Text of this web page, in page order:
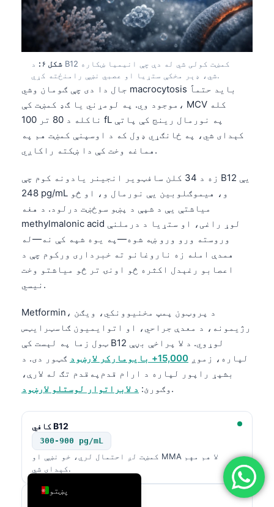
شکل ۶:
د B12 کمښت کولی شي له دې چې انیمیا ښکاره
شي، ډېر مخکې ستړیا او عصبي نښې رامنځته کړي.
جال دا دی چې ګومان وشي macrocytosis باید حتماً
موجود وي. په لومړني یا ګډ کمښت کې، MCV کله
ناکله د 80 تر 100 fL په نورمال رینج کې پاتې
کېدای شي، په ځانګړي ډول که د اوسپنې کمښت هم په
هماغه وخت کې دا ښکته راکاږي.
زه د 34 کلن سافټویر انجینر یادونه کوم چې B12 یې
248 pg/mL و، هیموګلوبین یې نورمال و، او څو
میاشتې یې د شپې د پښو سوځښت درلود. د هغه
methylmalonic acid لوړ راغی، او ستړیا د درملنې
وروسته ورو ورو ښه شوه—په یوه شپه کې نه—له
همدې امله زه ناروغانو ته خبرداری ورکوم چې د
اعصابو رغېدل اکثره څو اونۍ تر څو میاشتو وخت
نیسي.
Metformin، د پروټون پمپ مخنیوونکي، ویګن
رژیمونه، د معدې جراحي، او اتوایمیون ګاسټرایټس
ټول زما په لېست کې B12 لوړوي. د لا پراخې بڼې
لپاره، زموږ 15,000+ بایومارکر لارښود
ګټور دی. د
بشپړ راپور لپاره د ارام قدم‌په‌قدم تګ له لارې،
وګورئ: د لابراتوار لوستلو لارښود .
کافي B12
300-900 pg/mL
کمښت لږ احتمال لري، خو نښې او MMA لا هم مهم
کېدای شي.
سرحدي زون
پښتو
English
Deutsch
العربية
Français
עִבְרִית
Italiano
Español
Português
Ελληνικά
Română
فارسی
Български
Dansk
Bahasa Indonesia
Հայերեն
Íslenska
Српски језик
Svenska
Bosanski
Azərbaycan dili